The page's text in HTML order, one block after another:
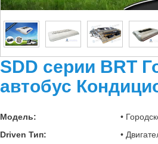
SDD серии BRT
автобус
Модель:
•
Driven Тип:
•